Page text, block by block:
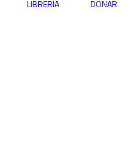
LIBRERÍA DONAR